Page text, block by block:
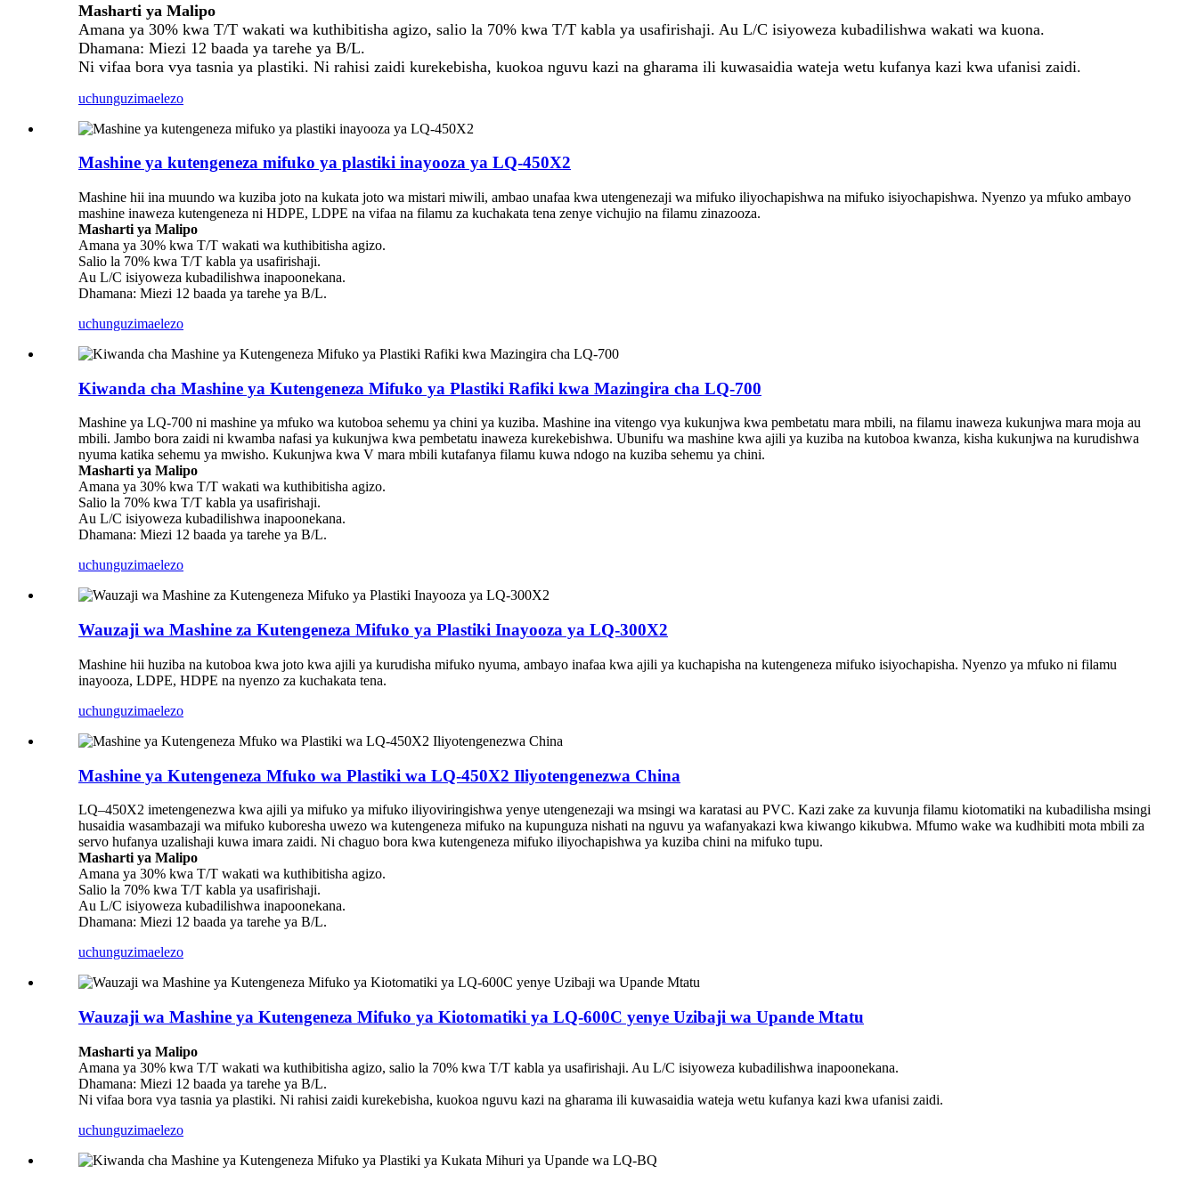
Masharti ya Malipo
Amana ya 30% kwa T/T wakati wa kuthibitisha agizo, salio la 70% kwa T/T kabla ya usafirishaji. Au L/C isiyoweza kubadilishwa wakati wa kuona.
Dhamana: Miezi 12 baada ya tarehe ya B/L.
Ni vifaa bora vya tasnia ya plastiki. Ni rahisi zaidi kurekebisha, kuokoa nguvu kazi na gharama ili kuwasaidia wateja wetu kufanya kazi kwa ufanisi zaidi.
uchunguzimaelezo
Mashine ya kutengeneza mifuko ya plastiki inayooza ya LQ-450X2
Mashine hii ina muundo wa kuziba joto na kukata joto wa mistari miwili, ambao unafaa kwa utengenezaji wa mifuko iliyochapishwa na mifuko isiyochapishwa. Nyenzo ya mfuko ambayo
mashine inaweza kutengeneza ni HDPE, LDPE na vifaa na filamu za kuchakata tena zenye vichujio na filamu zinazooza.
Masharti ya Malipo
Amana ya 30% kwa T/T wakati wa kuthibitisha agizo.
Salio la 70% kwa T/T kabla ya usafirishaji.
Au L/C isiyoweza kubadilishwa inapoonekana.
Dhamana: Miezi 12 baada ya tarehe ya B/L.
uchunguzimaelezo
Kiwanda cha Mashine ya Kutengeneza Mifuko ya Plastiki Rafiki kwa Mazingira cha LQ-700
Mashine ya LQ-700 ni mashine ya mfuko wa kutoboa sehemu ya chini ya kuziba. Mashine ina vitengo vya kukunjwa kwa pembetatu mara mbili, na filamu inaweza kukunjwa mara moja au
mbili. Jambo bora zaidi ni kwamba nafasi ya kukunjwa kwa pembetatu inaweza kurekebishwa. Ubunifu wa mashine kwa ajili ya kuziba na kutoboa kwanza, kisha kukunjwa na kurudishwa
nyuma katika sehemu ya mwisho. Kukunjwa kwa V mara mbili kutafanya filamu kuwa ndogo na kuziba sehemu ya chini.
Masharti ya Malipo
Amana ya 30% kwa T/T wakati wa kuthibitisha agizo.
Salio la 70% kwa T/T kabla ya usafirishaji.
Au L/C isiyoweza kubadilishwa inapoonekana.
Dhamana: Miezi 12 baada ya tarehe ya B/L.
uchunguzimaelezo
Wauzaji wa Mashine za Kutengeneza Mifuko ya Plastiki Inayooza ya LQ-300X2
Mashine hii huziba na kutoboa kwa joto kwa ajili ya kurudisha mifuko nyuma, ambayo inafaa kwa ajili ya kuchapisha na kutengeneza mifuko isiyochapisha. Nyenzo ya mfuko ni filamu
inayooza, LDPE, HDPE na nyenzo za kuchakata tena.
uchunguzimaelezo
Mashine ya Kutengeneza Mfuko wa Plastiki wa LQ-450X2 Iliyotengenezwa China
LQ–450X2 imetengenezwa kwa ajili ya mifuko ya mifuko iliyoviringishwa yenye utengenezaji wa msingi wa karatasi au PVC. Kazi zake za kuvunja filamu kiotomatiki na kubadilisha msingi
husaidia wasambazaji wa mifuko kuboresha uwezo wa kutengeneza mifuko na kupunguza nishati na nguvu ya wafanyakazi kwa kiwango kikubwa. Mfumo wake wa kudhibiti mota mbili za
servo hufanya uzalishaji kuwa imara zaidi. Ni chaguo bora kwa kutengeneza mifuko iliyochapishwa ya kuziba chini na mifuko tupu.
Masharti ya Malipo
Amana ya 30% kwa T/T wakati wa kuthibitisha agizo.
Salio la 70% kwa T/T kabla ya usafirishaji.
Au L/C isiyoweza kubadilishwa inapoonekana.
Dhamana: Miezi 12 baada ya tarehe ya B/L.
uchunguzimaelezo
Wauzaji wa Mashine ya Kutengeneza Mifuko ya Kiotomatiki ya LQ-600C yenye Uzibaji wa Upande Mtatu
Masharti ya Malipo
Amana ya 30% kwa T/T wakati wa kuthibitisha agizo, salio la 70% kwa T/T kabla ya usafirishaji. Au L/C isiyoweza kubadilishwa inapoonekana.
Dhamana: Miezi 12 baada ya tarehe ya B/L.
Ni vifaa bora vya tasnia ya plastiki. Ni rahisi zaidi kurekebisha, kuokoa nguvu kazi na gharama ili kuwasaidia wateja wetu kufanya kazi kwa ufanisi zaidi.
uchunguzimaelezo